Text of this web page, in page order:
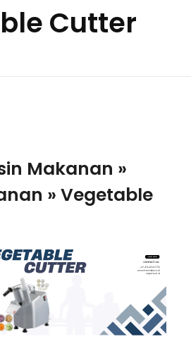
Cutter
Makanan »
» Vegetable